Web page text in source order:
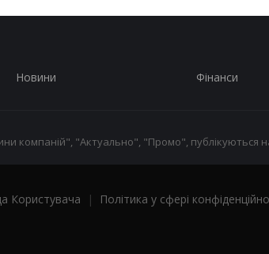
Новини Фінанси
компаній", "Актуально", "Промо", публікуються
Користувача |
Політика у сфері